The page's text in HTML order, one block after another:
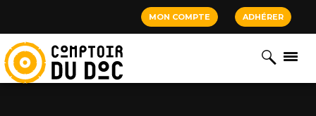
MON COMPTE ADHÉRER
Cookies management panel